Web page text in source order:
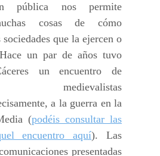
pública nos permite
cosas de cómo
que la ejercen o
un par de años tuvo
un encuentro de
medievalistas
a la guerra en la
(podéis consultar las
encuentro aquí). Las
presentadas